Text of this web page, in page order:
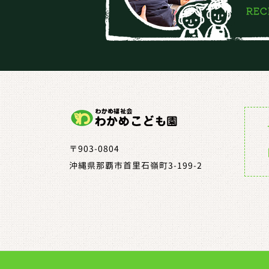
〒903-0804
沖縄県那覇市首里石嶺町3-199-2